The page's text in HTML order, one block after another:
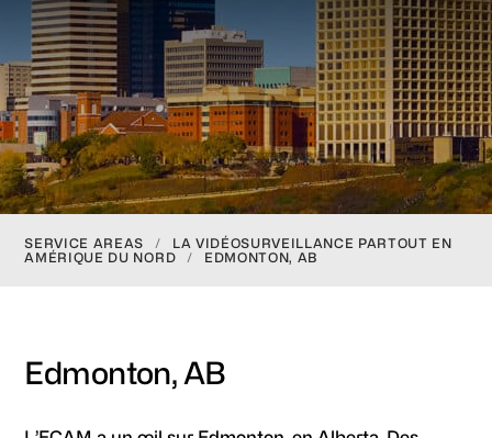
SERVICE AREAS /
LA VIDÉOSURVEILLANCE PARTOUT EN
AMÉRIQUE DU NORD
/ EDMONTON, AB
Edmonton, AB